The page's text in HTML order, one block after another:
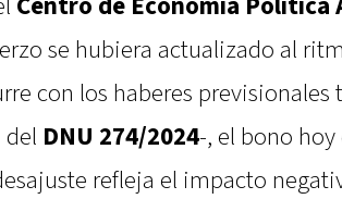
Centro de Economía Política
se hubiera actualizado al
con los haberes previsionales
DNU 274/2024-, el bono
refleja el impacto